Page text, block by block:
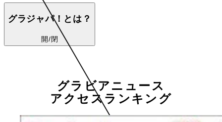
グラジャパ！とは？
開/閉
グラビアニュース
アクセスランキング